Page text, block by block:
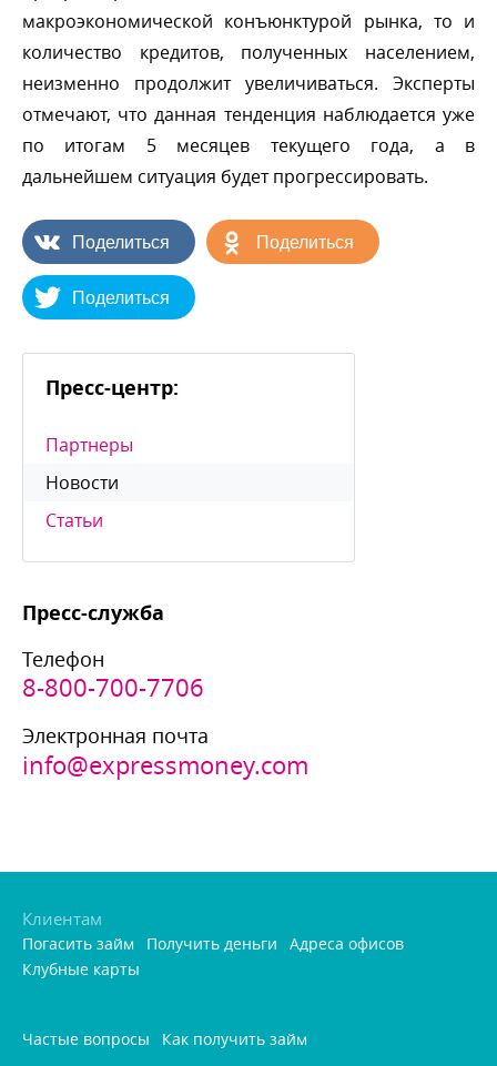
макроэкономической конъюнктурой рынка, то и
количество кредитов, полученных населением,
неизменно продолжит увеличиваться. Эксперты
отмечают, что данная тенденция наблюдается уже
по итогам 5 месяцев текущего года, а
дальнейшем ситуация будет прогрессировать.
Поделиться Поделиться
Поделиться
Пресс-центр:
Партнеры
Новости
Статьи
Пресс-служба
Телефон
8-800-700-7706
Электронная почта
info@expressmoney.com
Клиентам
Погасить займ Получить деньги
Адреса офисо
Клубные карты
Частые вопросы Как получить займ